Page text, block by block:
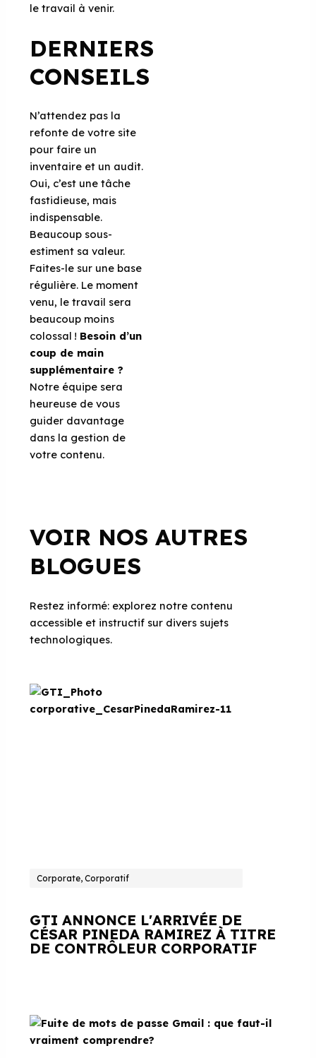
le travail à venir.
DERNIERS
CONSEILS
N’attendez pas la
refonte de votre site
pour faire un
inventaire et un audit.
Oui, c’est une tâche
fastidieuse, mais
indispensable.
Beaucoup sous-
estiment sa valeur.
Faites-le sur une base
régulière. Le moment
venu, le travail sera
beaucoup moins
colossal ! Besoin d’un
coup de main
supplémentaire ?
Notre équipe sera
heureuse de vous
guider davantage
dans la gestion de
votre contenu.
VOIR NOS AUTRES
BLOGUES
Restez informé: explorez notre contenu
accessible et instructif sur divers sujets
technologiques.
Corporate, Corporatif
GTI ANNONCE L'ARRIVÉE DE
CÉSAR PINEDA RAMIREZ À TITRE
DE CONTRÔLEUR CORPORATIF